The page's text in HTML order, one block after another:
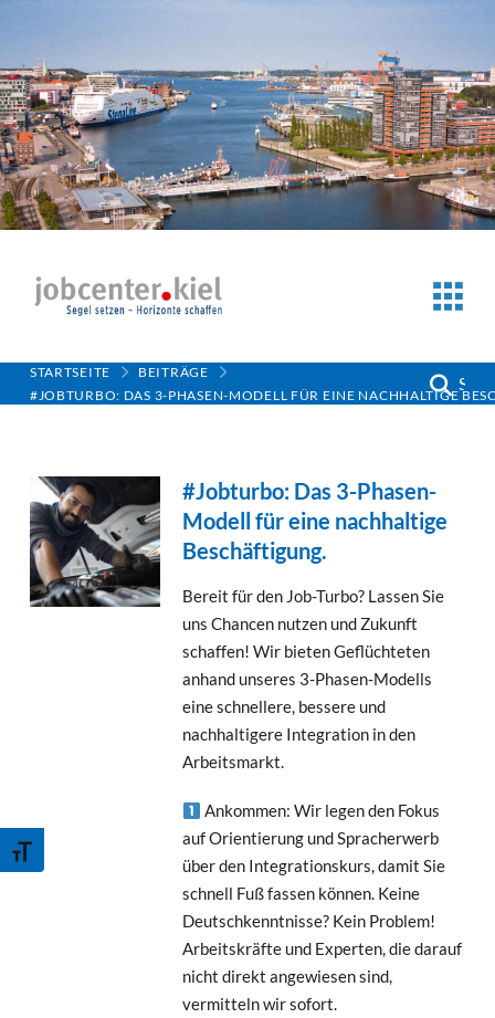
Schrift vergrößern
STARTSEITE
BEITRÄGE
#JOBTURBO: DAS 3-PHASEN-MODELL FÜR EINE NACHHALTIGE
#Jobturbo: Das 3-Phasen-
Modell für eine nachhaltige
Beschäftigung.
Bereit für den Job-Turbo? Lassen Sie
uns Chancen nutzen und Zukunft
schaffen! Wir bieten Geflüchteten
anhand unseres 3-Phasen-Modells
eine schnellere, bessere und
nachhaltigere Integration in den
Arbeitsmarkt.
Ankommen: Wir legen den Fokus
auf Orientierung und Spracherwerb
über den Integrationskurs, damit Sie
schnell Fuß fassen können. Keine
Deutschkenntnisse? Kein Problem!
Arbeitskräfte und Experten, die darauf
nicht direkt angewiesen sind,
vermitteln wir sofort.